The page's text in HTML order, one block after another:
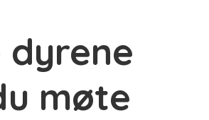
dyrene
møte